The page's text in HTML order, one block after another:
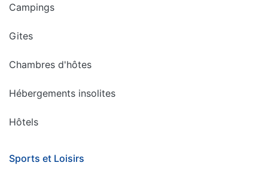
Campings
Gites
Chambres d'hôtes
Hébergements insolites
Hôtels
Sports et Loisirs